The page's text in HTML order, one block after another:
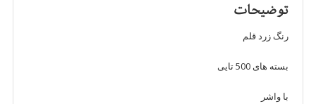
عددی)توضیحات
رنگ زرد قلم
بسته های 500 تایی
با واشر